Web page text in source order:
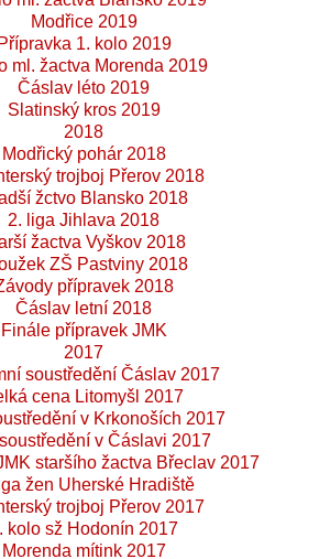
Modřice 2019
Přípravka 1. kolo 2019
ml. žactva Morenda 2019
Čáslav léto 2019
Slatinský kros 2019
2018
Modřický pohár 2018
trojboj Přerov 2018
žctvo Blansko 2018
2. liga Jihlava 2018
žactva Vyškov 2018
ZŠ Pastviny 2018
přípravek 2018
Čáslav letní 2018
Finále přípravek JMK
2017
soustředění Čáslav 2017
cena Litomyšl 2017
v Krkonoších 2017
v Čáslavi 2017
staršího žactva Břeclav 2017
žen Uherské Hradiště
trojboj Přerov 2017
kolo sž Hodonín 2017
Morenda mítink 2017